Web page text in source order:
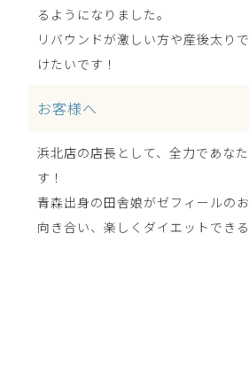
るようになりました。
リバウンドが激しい方や産後太り
けたいです！
お客様へ
浜北店の店長として、全力であな
す！
青森出身の田舎娘がゼフィールの
向き合い、楽しくダイエットでき